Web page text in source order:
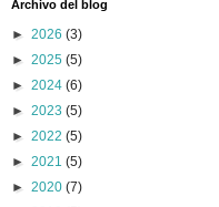
Archivo del blog
► 2026 (3)
► 2025 (5)
► 2024 (6)
► 2023 (5)
► 2022 (5)
► 2021 (5)
► 2020 (7)